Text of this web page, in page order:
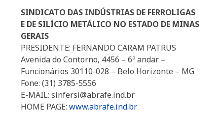
SINDICATO DAS INDÚSTRIAS DE FERROLIGAS
E DE SILÍCIO METÁLICO NO ESTADO DE MINAS
GERAIS
PRESIDENTE: FERNANDO CARAM PATRUS
Avenida do Contorno, 4456 – 6º andar –
Funcionários 30110-028 – Belo Horizonte – MG
Fone: (31) 3785-5556
E-MAIL: sinfersi@abrafe.ind.br
HOME PAGE:www.abrafe.ind.br